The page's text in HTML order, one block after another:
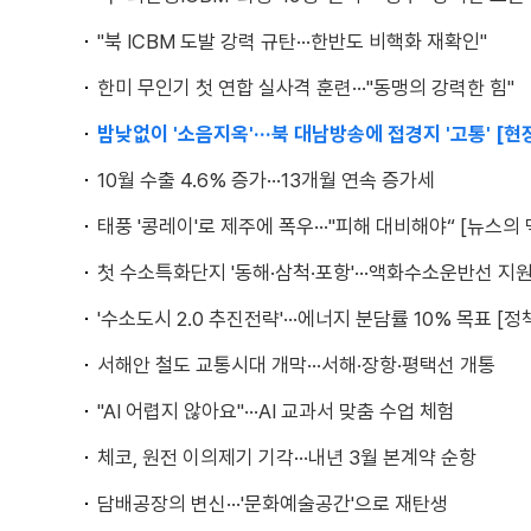
"북 ICBM 도발 강력 규탄···한반도 비핵화 재확인"
한미 무인기 첫 연합 실사격 훈련···"동맹의 강력한 힘"
밤낮없이 '소음지옥'···북 대남방송에 접경지 '고통' [현
10월 수출 4.6% 증가···13개월 연속 증가세
태풍 '콩레이'로 제주에 폭우···"피해 대비해야“ [뉴스의
첫 수소특화단지 '동해·삼척·포항'···액화수소운반선 지원
'수소도시 2.0 추진전략'···에너지 분담률 10% 목표 [정
서해안 철도 교통시대 개막···서해·장항·평택선 개통
"AI 어렵지 않아요"···AI 교과서 맞춤 수업 체험
체코, 원전 이의제기 기각···내년 3월 본계약 순항
담배공장의 변신···'문화예술공간'으로 재탄생